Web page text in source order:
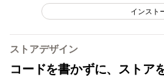
インスト
ストアデザイン
コードを書かずに、ストア